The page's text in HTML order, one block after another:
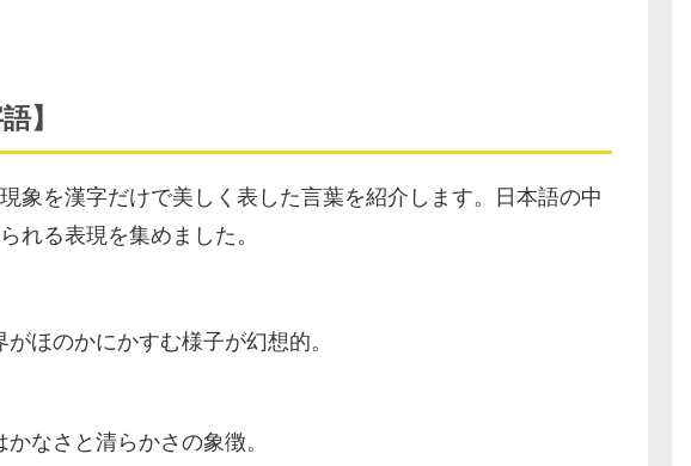
】
象を漢字だけで美しく表した言葉を紹介します。日本語の中
れる表現を集めました。
ほのかにかすむ様子が幻想的。
なさと清らかさの象徴。